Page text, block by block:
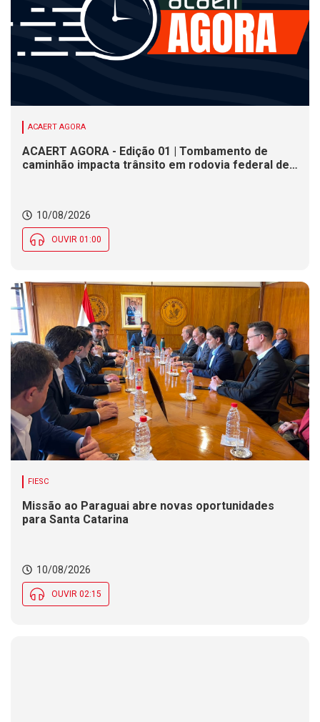
ACAERT AGORA
ACAERT AGORA - Edição 01 | Tombamento de
caminhão impacta trânsito em rodovia federal de
SC 10/08/2026
OUVIR 01:00
FIESC
Missão ao Paraguai abre novas oportunidades
para Santa Catarina
10/08/2026
OUVIR 02:15